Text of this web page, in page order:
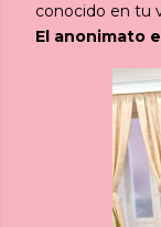
conocido en tu
El anonimato